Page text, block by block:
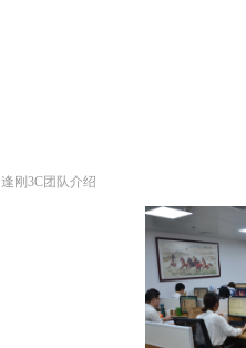
逢刚3C团队介绍